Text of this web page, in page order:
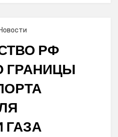
Новости
РФ
ГРАНИЦЫ
ГАЗА